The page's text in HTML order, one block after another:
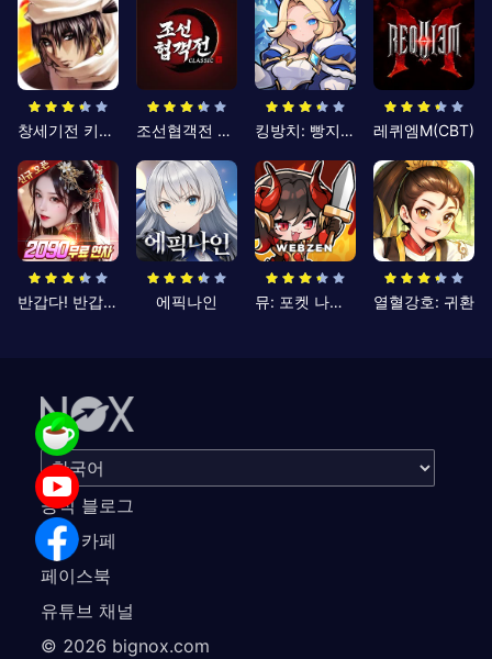
창세기전 키우기 조선협객전 클래식 킹방치: 빵지의 제왕 레퀴엠M(CBT)
반갑다! 반갑삼국지 에픽나인 뮤: 포켓 나이츠 열혈강호: 귀환
공식 블로그
공식 카페
페이스북
유튜브 채널
© 2026 bignox.com